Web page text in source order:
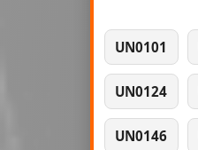
UN0101
UN0124
UN0146